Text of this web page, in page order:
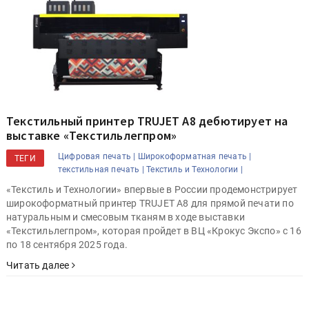
Текстильный принтер TRUJET A8 дебютирует на
выставке «Текстильлегпром»
ТЕГИ Цифровая печать | Широкоформатная печать |
текстильная печать | Текстиль и Технологии |
«Текстиль и Технологии» впервые в России продемонстрирует
широкоформатный принтер TRUJET A8 для прямой печати по
натуральным и смесовым тканям в ходе выставки
«Текстильлегпром», которая пройдет в ВЦ «Крокус Экспо» с 16
по 18 сентября 2025 года.
Читать далее